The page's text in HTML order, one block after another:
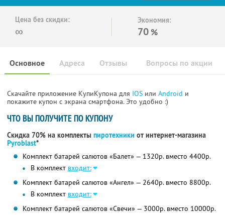
Цена без скидки:
∞
Экономия:
70 %
Основное Отзывы Вопросы по акции
Адреса
Скачайте приложение КупиКупона для IOS или Android и
покажите купон с экрана смартфона. Это удобно :)
ЧТО ВЫ ПОЛУЧИТЕ ПО КУПОНУ
Скидка 70% на комплекты пиротехники от интернет-магазина
Pyroblast*
Комплект батарей салютов «Балет» — 1320р. вместо 4400р.
В комплект входит:
Комплект батарей салютов «Ангел» — 2640р. вместо 8800р.
В комплект входит:
Комплект батарей салютов «Свечи» — 3000р. вместо 10000р.